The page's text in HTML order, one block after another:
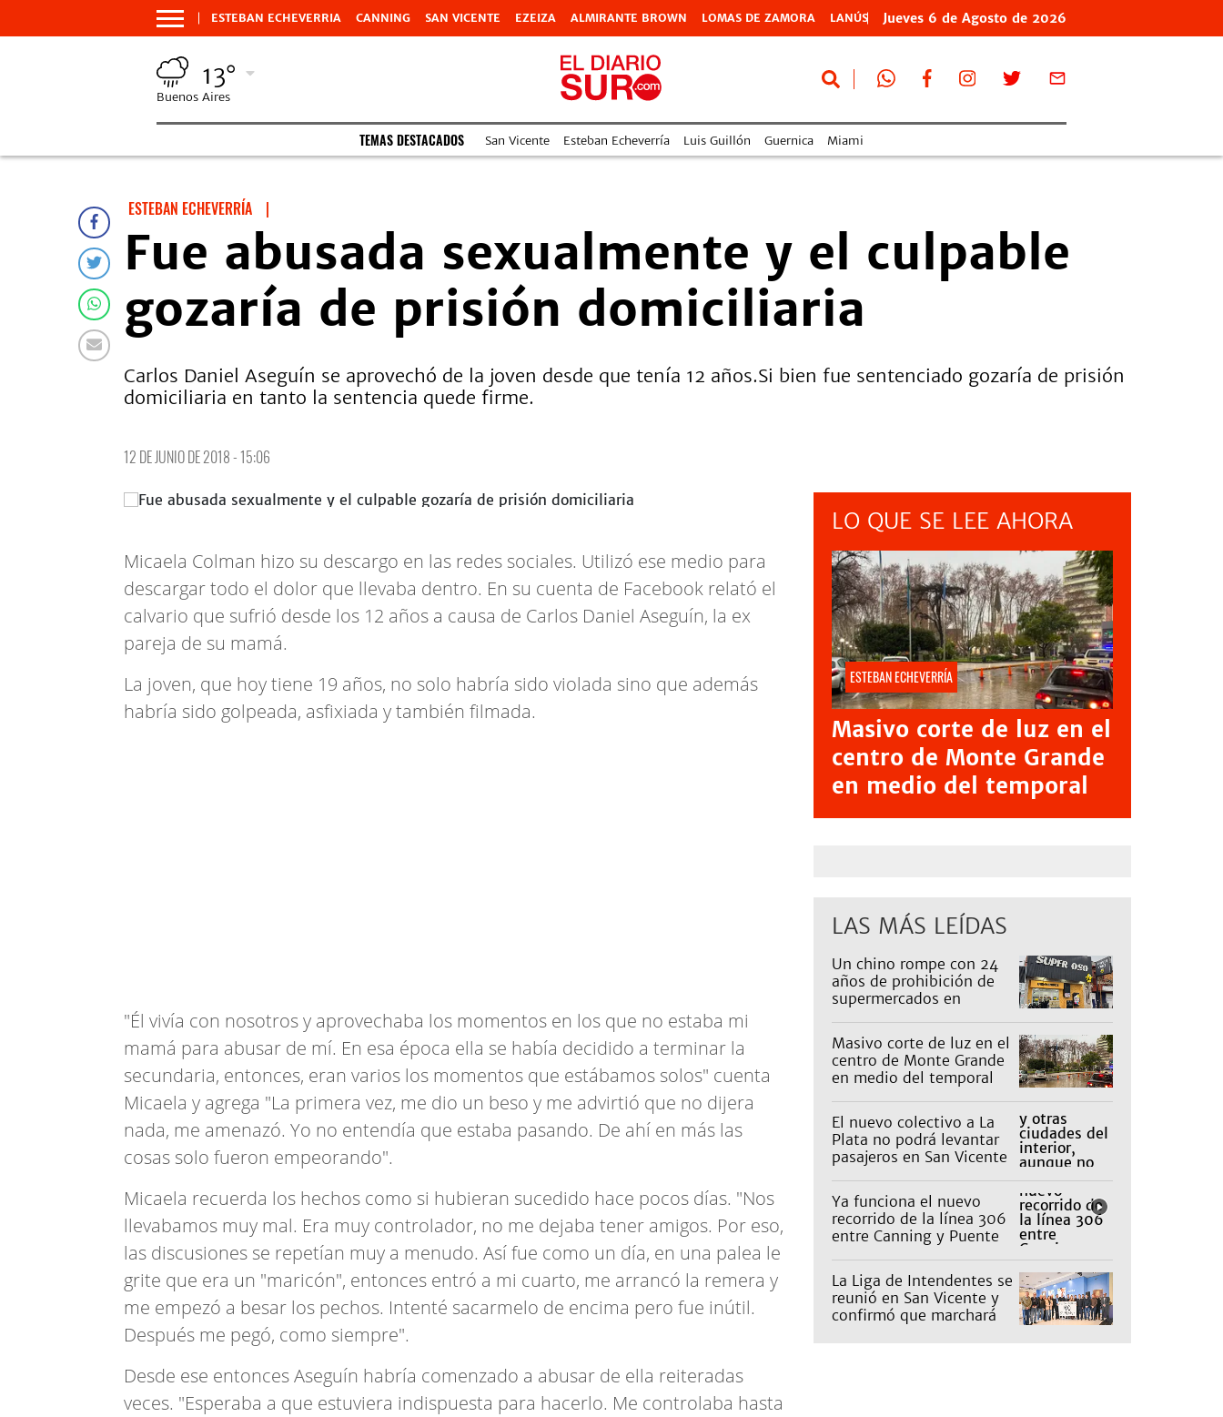
ESTEBAN ECHEVERRIA CANNING SAN VICENTE EZEIZA ALMIRANTE BROWN LOMAS DE ZAMORA LANÚS Jueves 6 de Agosto de 2026
13°
Buenos Aires
TEMAS DESTACADOS San Vicente Esteban Echeverría Luis Guillón Guernica Miami
ESTEBAN ECHEVERRÍA |
Fue abusada sexualmente y el culpable
gozaría de prisión domiciliaria
Carlos Daniel Aseguín se aprovechó de la joven desde que tenía 12 años.Si bien fue sentenciado gozaría de prisión
domiciliaria en tanto la sentencia quede firme.
12 DE JUNIO DE 2018 - 15:06
Micaela Colman hizo su descargo en las redes sociales. Utilizó ese medio para
descargar todo el dolor que llevaba dentro. En su cuenta de Facebook relató el
calvario que sufrió desde los 12 años a causa de Carlos Daniel Aseguín, la ex
pareja de su mamá.
La joven, que hoy tiene 19 años, no solo habría sido violada sino que además
habría sido golpeada, asfixiada y también filmada.
"Él vivía con nosotros y aprovechaba los momentos en los que no estaba mi
mamá para abusar de mí. En esa época ella se había decidido a terminar la
secundaria, entonces, eran varios los momentos que estábamos solos" cuenta
Micaela y agrega "La primera vez, me dio un beso y me advirtió que no dijera
nada, me amenazó. Yo no entendía que estaba pasando. De ahí en más las
cosas solo fueron empeorando".
Micaela recuerda los hechos como si hubieran sucedido hace pocos días. "Nos
llevabamos muy mal. Era muy controlador, no me dejaba tener amigos. Por eso,
las discusiones se repetían muy a menudo. Así fue como un día, en una palea le
grite que era un "maricón", entonces entró a mi cuarto, me arrancó la remera y
me empezó a besar los pechos. Intenté sacarmelo de encima pero fue inútil.
Después me pegó, como siempre".
Desde ese entonces Aseguín habría comenzado a abusar de ella reiteradas
veces. "Esperaba a que estuviera indispuesta para hacerlo. Me controlaba hasta
LO QUE SE LEE AHORA
ESTEBAN ECHEVERRÍA
Masivo corte de luz en el
centro de Monte Grande
en medio del temporal
LAS MÁS LEÍDAS
Un chino rompe con 24
años de prohibición de
supermercados en
Masivo corte de luz en el
centro de Monte Grande
en medio del temporal
El nuevo colectivo a La
Plata no podrá levantar
pasajeros en San Vicente
Ya funciona el nuevo
recorrido de la línea 306
entre Canning y Puente
La Liga de Intendentes se
reunió en San Vicente y
confirmó que marchará